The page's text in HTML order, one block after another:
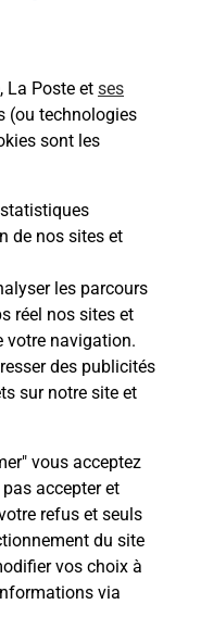
La Poste et ses
(ou technologies
sont les
de nos sites et
les parcours
réel nos sites et
navigation.
des publicités
sur notre site et
vous acceptez
accepter et
refus et seuls
du site
vos choix à
via
de contact
posées
Mobile ?
mon
?
de la 5G
mon forfait
Mobile ?